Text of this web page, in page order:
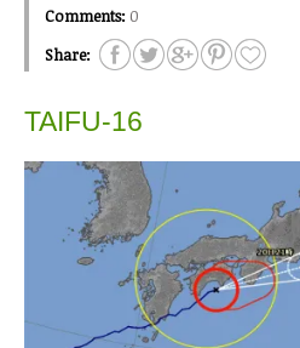
Comments: 0
Share:
TAIFU-16